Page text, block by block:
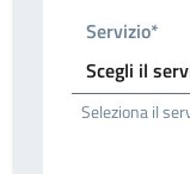
Servizio*
Seleziona il